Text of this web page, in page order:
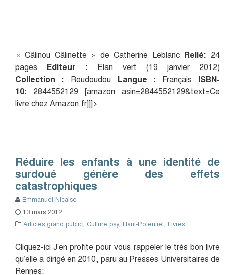
« Câlinou Câlinette » de Catherine Leblanc Relié: 24
pages Editeur : Elan vert (19 janvier 2012)
Collection : Roudoudou Langue : Français ISBN-
10: 2844552129 [amazon asin=2844552129&text=Ce
livre chez Amazon.fr]]]>
Réduire les enfants à une identité de
surdoué génère des effets
catastrophiques
Emmanuel Nicaise
13 mars 2012
Articles grand public, Culture psy, Haut-Potentiel, Livres
Cliquez-ici J’en profite pour vous rappeler le très bon livre
qu’elle a dirigé en 2010, paru au Presses Universitaires de
Rennes: